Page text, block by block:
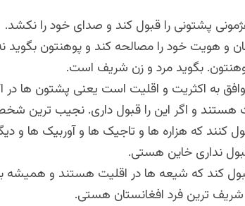
پشتونی را قبول کند و صدای خود را نکشد.
و هویت خود را مصالحه کند و ‌پوهنتون بگوید
بگوید مرد و زن شریف است.
به اکثریت و اقلیت است یعنی پشتون ها در
هستند و اگر این را قبول داری. نجیب ترین
که هزاره ها و تاجیک ها و آوربیک ها و
نداری خاین هستی.
کند که شیعه ها در اقلیت هستند و همیشه
شریف ترین فرد افغانستان هستی.